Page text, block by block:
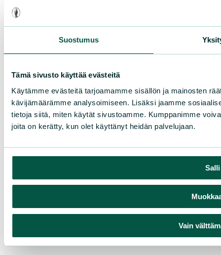
Suostumus
Tämä sivusto käyttää evästeitä
Käytämme evästeitä tarjoamamme sisällön ja mainosten
kävijämäärämme analysoimiseen. Lisäksi jaamme
tietoja siitä, miten käytät sivustoamme. Kumppanimme
joita on kerätty, kun olet käyttänyt heidän palvelujaan.
Vain